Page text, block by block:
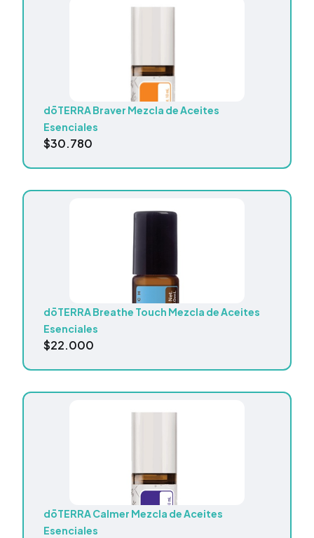
dōTERRA Braver Mezcla de Aceites
Esenciales
$30.780
dōTERRA Breathe Touch Mezcla de Aceites
Esenciales
$22.000
dōTERRA Calmer Mezcla de Aceites
Esenciales